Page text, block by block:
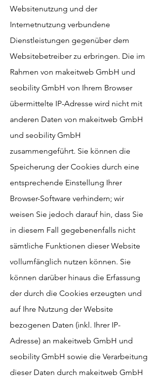
Websitenutzung und der
Internetnutzung verbundene
Dienstleistungen gegenüber dem
Websitebetreiber zu erbringen. Die im
Rahmen von makeitweb GmbH und
seobility GmbH von Ihrem Browser
übermittelte IP-Adresse wird nicht mit
anderen Daten von makeitweb GmbH
und seobility GmbH
zusammengeführt. Sie können die
Speicherung der Cookies durch eine
entsprechende Einstellung Ihrer
Browser-Software verhindern; wir
weisen Sie jedoch darauf hin, dass Sie
in diesem Fall gegebenenfalls nicht
sämtliche Funktionen dieser Website
vollumfänglich nutzen können. Sie
können darüber hinaus die Erfassung
der durch die Cookies erzeugten und
auf Ihre Nutzung der Website
bezogenen Daten (inkl. Ihrer IP-
Adresse) an makeitweb GmbH und
seobility GmbH sowie die Verarbeitung
dieser Daten durch makeitweb GmbH